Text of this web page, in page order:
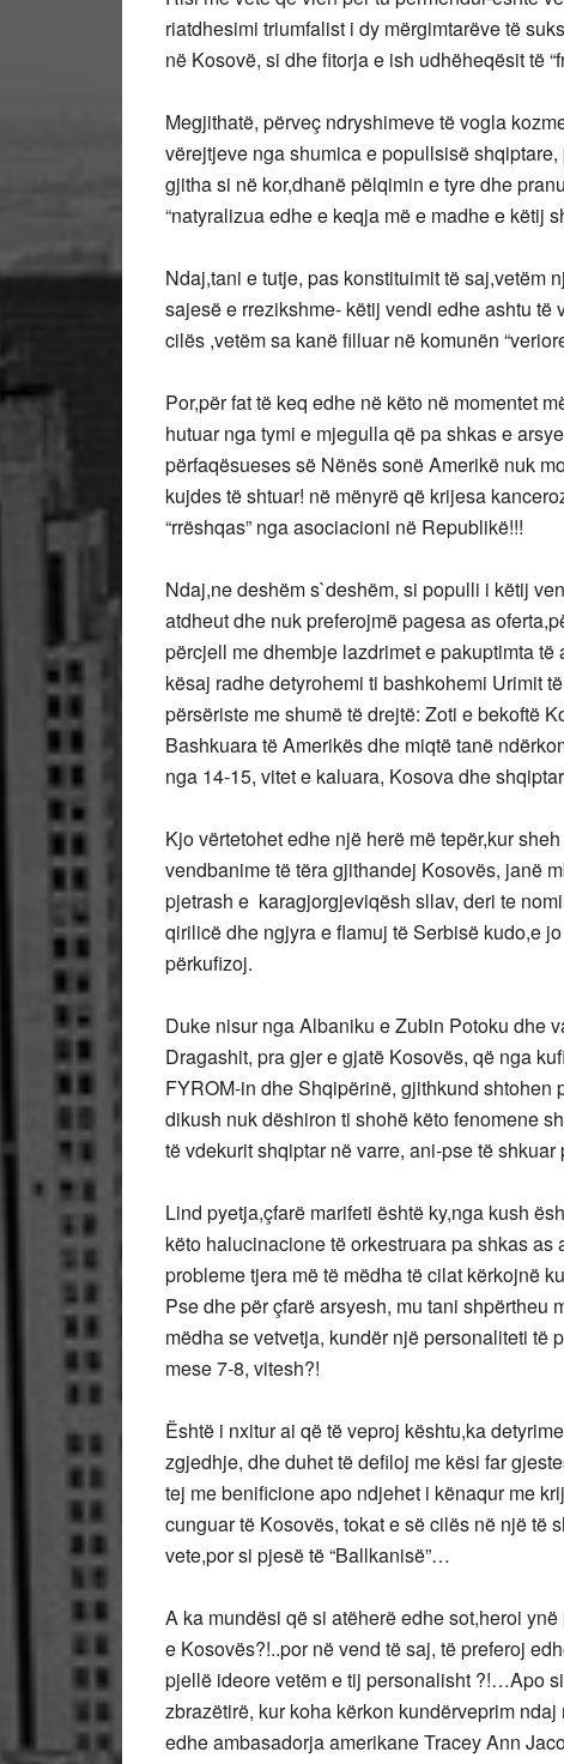
riatdhesimi triumfalist i dy mërgimtarëve të
në Kosovë, si dhe fitorja e ish udhëheqësit të
Megjithatë, përveç ndryshimeve të vogla
vërejtjeve nga shumica e popullsisë
gjitha si në kor,dhanë pëlqimin e tyre dhe
“natyralizua edhe e keqja më e madhe e këtij
Ndaj,tani e tutje, pas konstituimit të saj,vetëm
sajesë e rrezikshme- këtij vendi edhe ashtu
cilës ,vetëm sa kanë filluar në komunën
Por,për fat të keq edhe në këto në momentet
hutuar nga tymi e mjegulla që pa shkas e
përfaqësueses së Nënës sonë Amerikë nuk
kujdes të shtuar! në mënyrë që krijesa
“rrëshqas” nga asociacioni në Republikë!!!
Ndaj,ne deshëm s`deshëm, si populli i këtij
atdheut dhe nuk preferojmë pagesa as
përcjell me dhembje lazdrimet e pakuptimta
kësaj radhe detyrohemi ti bashkohemi Urimit
përsëriste me shumë të drejtë: Zoti e bekoftë
Bashkuara të Amerikës dhe miqtë tanë
nga 14-15, vitet e kaluara, Kosova dhe
Kjo vërtetohet edhe një herë më tepër,kur
vendbanime të tëra gjithandej Kosovës, janë
pjetrash e karagjorgjeviqësh sllav, deri te
qirilicë dhe ngjyra e flamuj të Serbisë kudo,e
përkufizoj.
Duke nisur nga Albaniku e Zubin Potoku dhe
Dragashit, pra gjer e gjatë Kosovës, që nga
FYROM-in dhe Shqipërinë, gjithkund shtohen
dikush nuk dëshiron ti shohë këto fenomene
të vdekurit shqiptar në varre, ani-pse të
Lind pyetja,çfarë marifeti është ky,nga kush
këto halucinacione të orkestruara pa shkas
probleme tjera më të mëdha të cilat kërkojnë
Pse dhe për çfarë arsyesh, mu tani shpërtheu
mëdha se vetvetja, kundër një personaliteti të
mese 7-8, vitesh?!
Është i nxitur ai që të veproj kështu,ka
zgjedhje, dhe duhet të defiloj me kësi far
tej me benificione apo ndjehet i kënaqur me
cunguar të Kosovës, tokat e së cilës në një të
vete,por si pjesë të “Ballkanisë”…
A ka mundësi që si atëherë edhe sot,heroi
e Kosovës?!..por në vend të saj, të preferoj
pjellë ideore vetëm e tij personalisht ?!…Apo
zbrazëtirë, kur koha kërkon kundërveprim
edhe ambasadorja amerikane Tracey Ann